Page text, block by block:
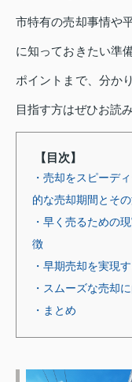
市特有の売却事情や
に知っておきたい準
ポイントまで、分か
目指す方はぜひお読
【目次】
・売却をスピーデ
的な売却期間とそ
・早く売るための
徴
・早期売却を実現
・スムーズな売却
・まとめ